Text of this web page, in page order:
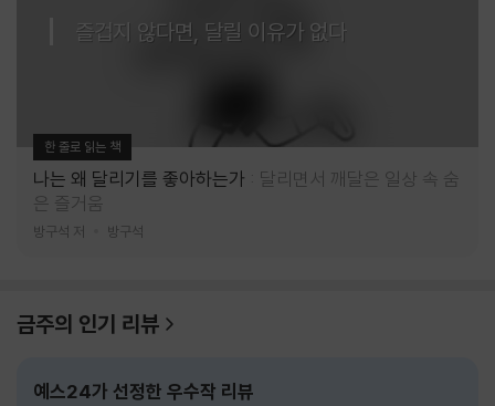
즐겁지 않다면, 달릴 이유가 없다
한 줄로 읽는 책
나는 왜 달리기를 좋아하는가
달리면서 깨달은 일상 속 숨
은 즐거움
방구석 저 방구석
금주의 인기 리뷰
예스24가 선정한 우수작 리뷰